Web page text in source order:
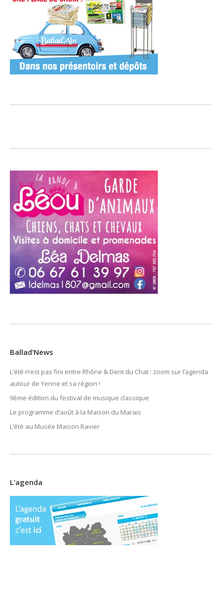
Ballad’News
L’été n’est pas fini entre Rhône & Dent du Chat : zoom sur l’agenda
autour de Yenne et sa région !
9ème édition du festival de musique classique
Le programme d’août à la Maison du Marais
L’été au Musée Maison Ravier
L’agenda